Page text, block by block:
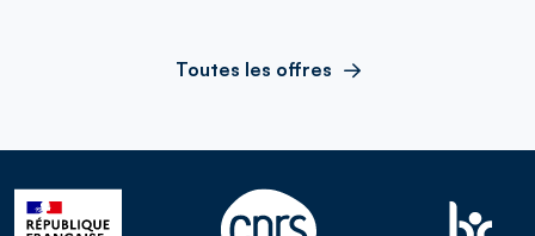
Toutes les offres